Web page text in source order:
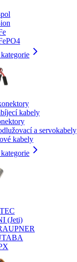
kabely
a servokabely
kabely
(Jeti)